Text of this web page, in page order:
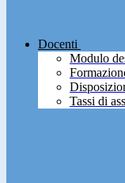
Docenti
Modulo
Tassi di